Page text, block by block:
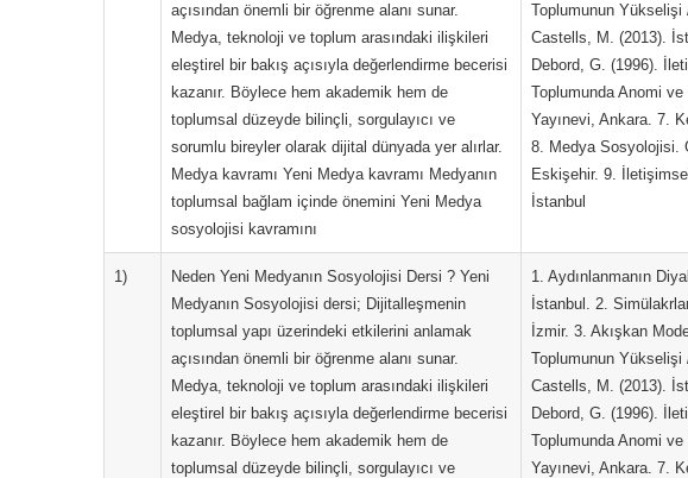
açısından önemli bir öğrenme alanı sunar.
Medya, teknoloji ve toplum arasındaki ilişkileri
eleştirel bir bakış açısıyla değerlendirme becerisi
kazanır. Böylece hem akademik hem de
toplumsal düzeyde bilinçli, sorgulayıcı ve
sorumlu bireyler olarak dijital dünyada yer alırlar.
Medya kavramı Yeni Medya kavramı Medyanın
toplumsal bağlam içinde önemini Yeni Medya
sosyolojisi kavramını
Toplumunun
Castells, M. (2013).
Debord, G. (1996).
Toplumunda Anomi
Yayınevi, Ankara. 7.
8. Medya Sosyolojisi.
Eskişehir. 9.
İstanbul
1)
Neden Yeni Medyanın Sosyolojisi Dersi ? Yeni
Medyanın Sosyolojisi dersi; Dijitalleşmenin
toplumsal yapı üzerindeki etkilerini anlamak
açısından önemli bir öğrenme alanı sunar.
Medya, teknoloji ve toplum arasındaki ilişkileri
eleştirel bir bakış açısıyla değerlendirme becerisi
kazanır. Böylece hem akademik hem de
toplumsal düzeyde bilinçli, sorgulayıcı ve
1. Aydınlanmanın
İstanbul. 2.
İzmir. 3. Akışkan
Toplumunun
Castells, M. (2013).
Debord, G. (1996).
Toplumunda Anomi
Yayınevi, Ankara. 7.